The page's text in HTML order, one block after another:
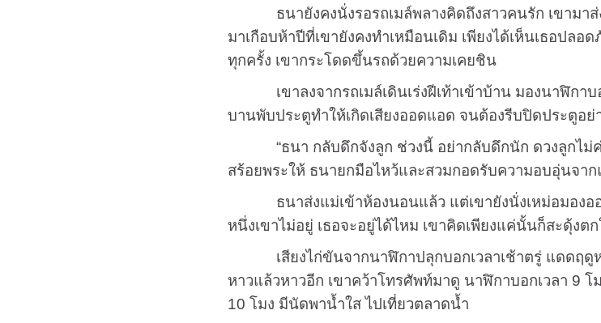
ธนายังคงนั่งรอรถเมล์พลางคิดถึงสาวคนรัก เขามาส่
มาเกือบห้าปีที่เขายังคงทำเหมือนเดิม เพียงได้เห็นเธอปล
ทุกครั้ง เขากระโดดขึ้นรถด้วยความเคยชิน
เขาลงจากรถเมล์เดินเร่งฝีเท้าเข้าบ้าน มองนาฬิกาบอ
บานพับประตูทำให้เกิดเสียงออดแอด จนต้องรีบปิดประตูอ
“ธนา กลับดึกจังลูก ช่วงนี้ อย่ากลับดึกนัก ดวงลูกไม่ค่
สร้อยพระให้ ธนายกมือไหว้และสวมกอดรับความอบอุ่นจาก
ธนาส่งแม่เข้าห้องนอนแล้ว แต่เขายังนั่งเหม่อมองออ
หนึ่งเขาไม่อยู่ เธอจะอยู่ได้ไหม เขาคิดเพียงแค่นั้นก็สะดุ้ง
เสียงไก่ขันจากนาฬิกาปลุกบอกเวลาเช้าตรู่ แดดฤดูห
หาวแล้วหาวอีก เขาคว้าโทรศัพท์มาดู นาฬิกาบอกเวลา 9
10 โมง มีนัดพาน้ำใส ไปเที่ยวตลาดน้ำ